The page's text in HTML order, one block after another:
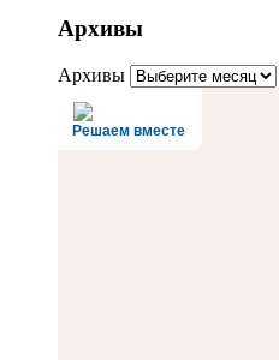
Архивы
Архивы
Решаем вместе